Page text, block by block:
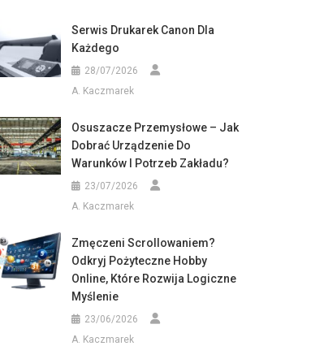
Serwis Drukarek Canon Dla
Każdego
28/07/2026
A. Kaczmarek
Osuszacze Przemysłowe – Jak
Dobrać Urządzenie Do
Warunków I Potrzeb Zakładu?
23/07/2026
A. Kaczmarek
Zmęczeni Scrollowaniem?
Odkryj Pożyteczne Hobby
Online, Które Rozwija Logiczne
Myślenie
23/06/2026
A. Kaczmarek